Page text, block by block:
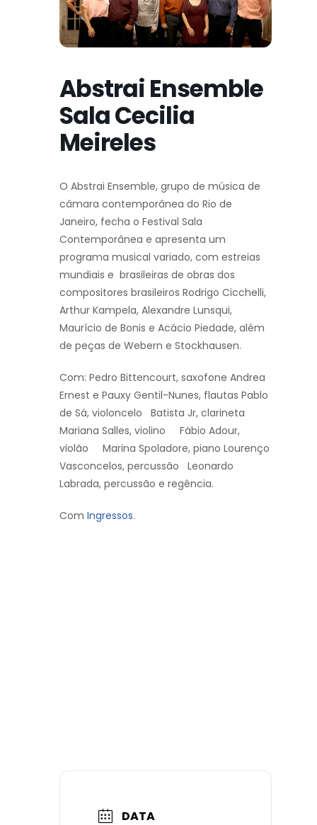
Abstrai Ensemble
Sala Cecilia
Meireles
O Abstrai Ensemble, grupo de música de
câmara contemporânea do Rio de
Janeiro, fecha o Festival Sala
Contemporânea e apresenta um
programa musical variado, com estreias
mundiais e brasileiras de obras dos
compositores brasileiros Rodrigo Cicchelli,
Arthur Kampela, Alexandre Lunsqui,
Maurício de Bonis e Acácio Piedade, além
de peças de Webern e Stockhausen.
Com: Pedro Bittencourt, saxofone Andrea
Ernest e Pauxy Gentil-Nunes, flautas Pablo
de Sá, violoncelo Batista Jr, clarineta
Mariana Salles, violino Fábio Adour,
violão Marina Spoladore, piano Lourenço
Vasconcelos, percussão Leonardo
Labrada, percussão e regência.
Com Ingressos.
DATA